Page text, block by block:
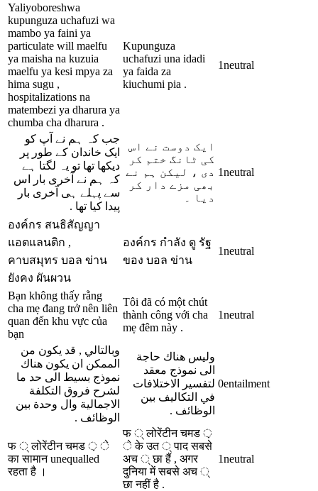
Yaliyoboreshwa
kupunguza uchafuzi wa
mambo ya faini ya
particulate will maelfu
ya maisha na kuzuia
maelfu ya kesi mpya za
hima sugu ,
hospitalizations na
matembezi ya dharura ya
chumba cha dharura .
Kupunguza
uchafuzi una idadi
ya faida za
kiuchumi pia .
1neutral
جب کہ ہم نے آپ کو
ایک خاندان کے طور پر
دیکھا تھا تو یہ لگتا ہے
کہ ہم نے آخری بار اس
سے پہلے ہی آخری بار
پیدا کیا تھا .
ایک دوست نے اس
کی ٹانگ ختم کر
دی ، لیکن ہم نے
بھی مزے دار کر
دیا ۔
1neutral
องค์กร สนธิสัญญา
แอตแลนติก ,
คาบสมุทร บอล ข่าน
ยังคง ผันผวน
องค์กร กำลัง ดู รัฐ
ของ บอล ข่าน
1neutral
Bạn không thấy rằng
cha mẹ đang trở nên liên
quan đến khu vực của
bạn
Tôi đã có một chút
thành công với cha
mẹ đêm này .
1neutral
وبالتالي , قد يكون من
الممكن ان يكون هناك
نموذج بسيط الى حد ما
لشرح فروق التكلفة
الاجمالية وال وحدة بين
الوظائف .
وليس هناك حاجة
الى نموذج معقد
لتفسير الاختلافات
في التكاليف بين
الوظائف .
0entailment
फ ् लोरेंटीन चमड ़ े
का सामान unequalled
रहता है ।
फ ् लोरेंटीन चमड ़
े के उत ् पाद सबसे
अच ् छा हैं , अगर
दुनिया में सबसे अच ्
छा नहीं है .
1neutral